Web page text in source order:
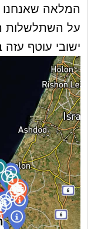
המלאה שאנחנו
על השתלשלות
ישובי עוטף